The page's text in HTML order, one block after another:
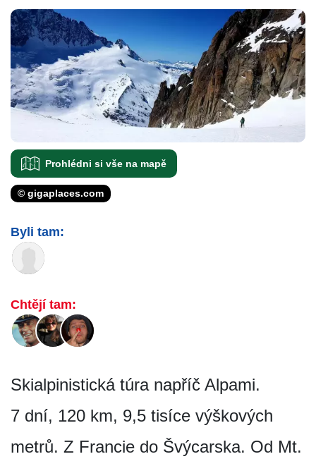
Prohlédni si vše na mapě
© gigaplaces.com
Byli tam:
Chtějí tam:
Skialpinistická túra napříč Alpami.
7 dní, 120 km, 9,5 tisíce výškových
metrů. Z Francie do Švýcarska. Od Mt.